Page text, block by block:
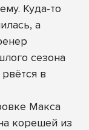
Куда-то
а
сезона
в
Макса
корешей из